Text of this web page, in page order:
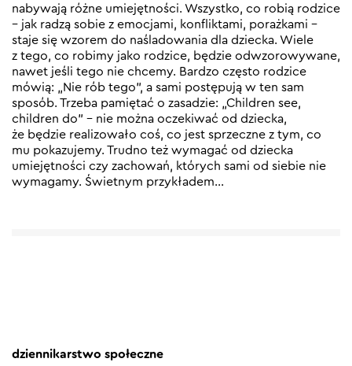
nabywają różne umiejętności. Wszystko, co robią rodzice
– jak radzą sobie z emocjami, konfliktami, porażkami –
staje się wzorem do naśladowania dla dziecka. Wiele
z tego, co robimy jako rodzice, będzie odwzorowywane,
nawet jeśli tego nie chcemy. Bardzo często rodzice
mówią: „Nie rób tego”, a sami postępują w ten sam
sposób. Trzeba pamiętać o zasadzie: „Children see,
children do” – nie można oczekiwać od dziecka,
że będzie realizowało coś, co jest sprzeczne z tym, co
mu pokazujemy. Trudno też wymagać od dziecka
umiejętności czy zachowań, których sami od siebie nie
wymagamy. Świetnym przykładem…
dziennikarstwo społeczne